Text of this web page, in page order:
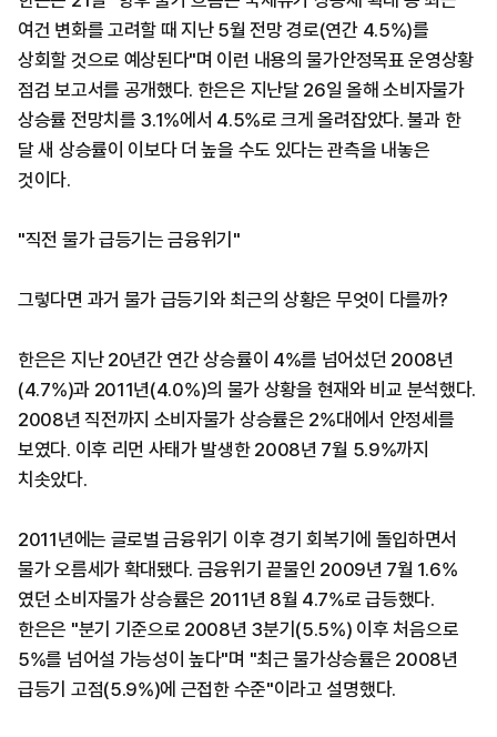
여건 변화를 고려할 때 지난 5월 전망 경로(연간 4.5%)를
상회할 것으로 예상된다"며 이런 내용의 물가안정목표 운영상황
점검 보고서를 공개했다. 한은은 지난달 26일 올해 소비자물가
상승률 전망치를 3.1%에서 4.5%로 크게 올려잡았다. 불과 한
달 새 상승률이 이보다 더 높을 수도 있다는 관측을 내놓은
것이다.
"직전 물가 급등기는 금융위기"
그렇다면 과거 물가 급등기와 최근의 상황은 무엇이 다를까?
한은은 지난 20년간 연간 상승률이 4%를 넘어섰던 2008년
(4.7%)과 2011년(4.0%)의 물가 상황을 현재와 비교 분석했다.
2008년 직전까지 소비자물가 상승률은 2%대에서 안정세를
보였다. 이후 리먼 사태가 발생한 2008년 7월 5.9%까지
치솟았다.
2011년에는 글로벌 금융위기 이후 경기 회복기에 돌입하면서
물가 오름세가 확대됐다. 금융위기 끝물인 2009년 7월 1.6%
였던 소비자물가 상승률은 2011년 8월 4.7%로 급등했다.
한은은 "분기 기준으로 2008년 3분기(5.5%) 이후 처음으로
5%를 넘어설 가능성이 높다"며 "최근 물가상승률은 2008년
급등기 고점(5.9%)에 근접한 수준"이라고 설명했다.